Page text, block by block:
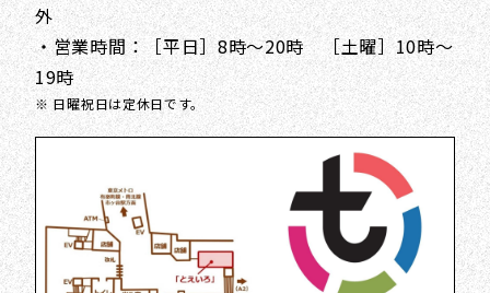
外
・営業時間：［平日］8時～20時 ［土曜］10時～
19時
※ 日曜祝日は定休日です。